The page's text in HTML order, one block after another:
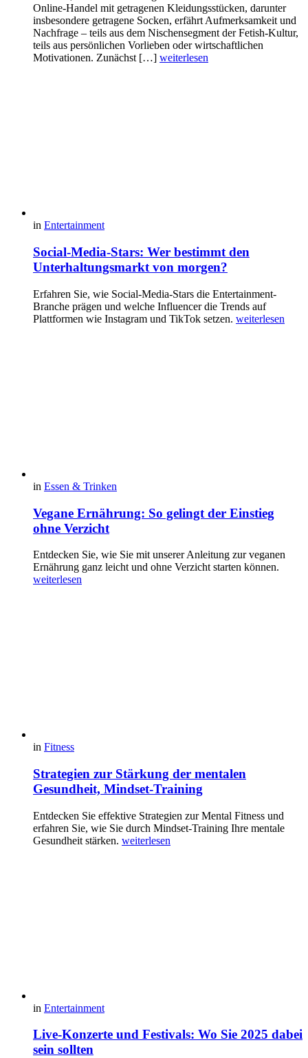
Online-Handel mit getragenen Kleidungsstücken, darunter
insbesondere getragene Socken, erfährt Aufmerksamkeit und
Nachfrage – teils aus dem Nischensegment der Fetish-Kultur,
teils aus persönlichen Vorlieben oder wirtschaftlichen
Motivationen. Zunächst […] weiterlesen
in Entertainment
Social-Media-Stars: Wer bestimmt den
Unterhaltungsmarkt von morgen?
Erfahren Sie, wie Social-Media-Stars die Entertainment-
Branche prägen und welche Influencer die Trends auf
Plattformen wie Instagram und TikTok setzen. weiterlesen
in Essen & Trinken
Vegane Ernährung: So gelingt der Einstieg
ohne Verzicht
Entdecken Sie, wie Sie mit unserer Anleitung zur veganen
Ernährung ganz leicht und ohne Verzicht starten können.
weiterlesen
in Fitness
Strategien zur Stärkung der mentalen
Gesundheit, Mindset-Training
Entdecken Sie effektive Strategien zur Mental Fitness und
erfahren Sie, wie Sie durch Mindset-Training Ihre mentale
Gesundheit stärken. weiterlesen
in Entertainment
Live-Konzerte und Festivals: Wo Sie 2025 dabei
sein sollten